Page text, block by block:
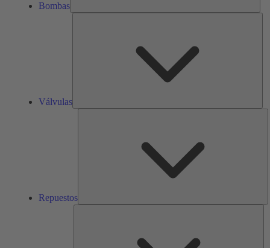
Bombas
Válvulas
Repuestos